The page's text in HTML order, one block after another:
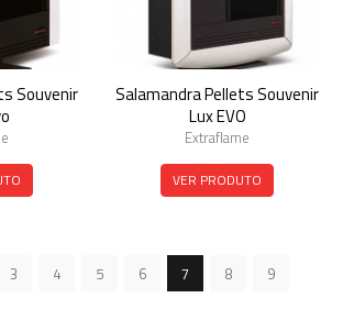
Souvenir
Salamandra Pellets Souvenir
Lux EVO
Extraflame
VER PRODUTO
3 4 5 6 7 8
9